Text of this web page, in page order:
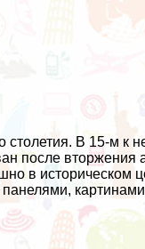
столетия. В 15-м
после вторжения
в историческом
картинами